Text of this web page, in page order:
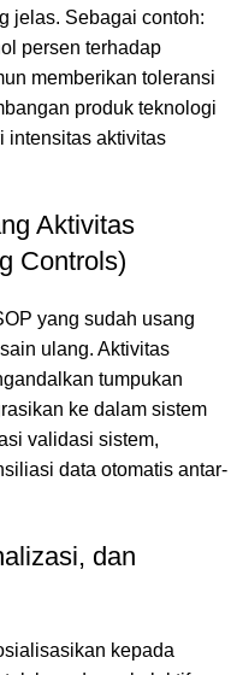
jelas. Sebagai contoh:
persen terhadap
memberikan toleransi
produk teknologi
intensitas aktivitas
Aktivitas
Controls)
yang sudah usang
ulang. Aktivitas
tumpukan
ke dalam sistem
validasi sistem,
data otomatis antar-
dan
kepada